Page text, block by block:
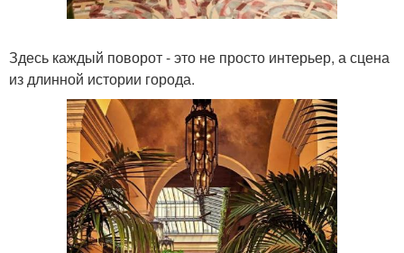
Здесь каждый поворот - это не просто интерьер, а сцена
из длинной истории города.